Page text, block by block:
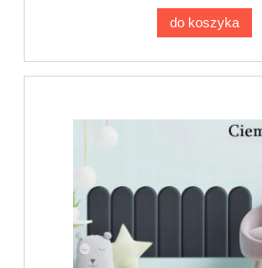
do koszyka